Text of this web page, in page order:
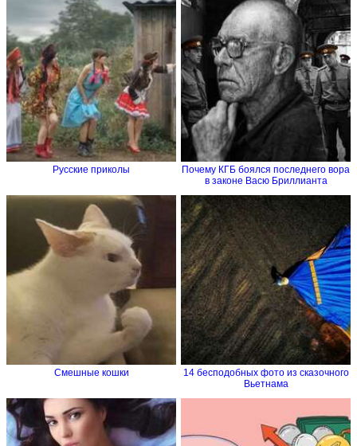
Русские приколы
Почему КГБ боялся последнего вора
в законе Васю Бриллианта
Смешные кошки
14 бесподобных фото из сказочного
Вьетнама